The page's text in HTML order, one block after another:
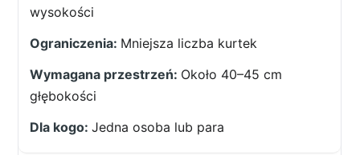
wysokości
Mniejsza liczba kurtek
Około 40–45 cm
głębokości
Jedna osoba lub para